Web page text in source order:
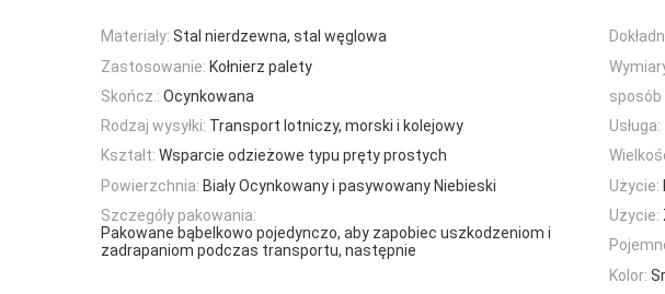
Materiały: Stal nierdzewna, stal węglowa
Zastosowanie: Kołnierz palety
Skończ.: Ocynkowana
Rodzaj wysyłki: Transport lotniczy, morski i kolejowy Usługa:
Kształt: Wsparcie odzieżowe typu pręty prostych
Powierzchnia: Biały Ocynkowany i pasywowany Niebieski Użycie:
Szczegóły pakowania:
Pakowane bąbelkowo pojedynczo, aby zapobiec uszkodzeniom i
zadrapaniom podczas transportu, następnie
Użycie:
Kolor: